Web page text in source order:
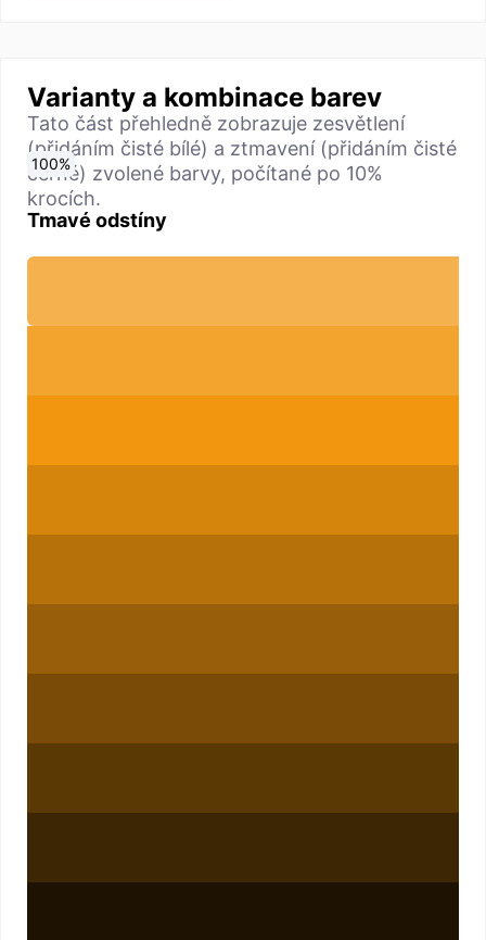
Varianty a kombinace barev
Tato část přehledně zobrazuje zesvětlení
(přidáním čisté bílé) a ztmavení (přidáním čisté
černé) zvolené barvy, počítané po 10%
krocích.
Tmavé odstíny
0%
10%
20%
30%
40%
50%
60%
70%
80%
90%
100%